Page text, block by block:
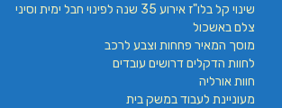
שינוי קל בלו"ז אירוע 35 שנה לפינוי חבל ימית וסיני
צלם באשכול
מוסך המאיר פחחות וצבע לרכב
לחוות הדקלים דרושים עובדים
חוות אורליה
מעוניינת לעבוד במשק בית